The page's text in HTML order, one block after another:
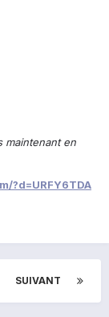
maintenant en
?d=URFY6TDA
SUIVANT